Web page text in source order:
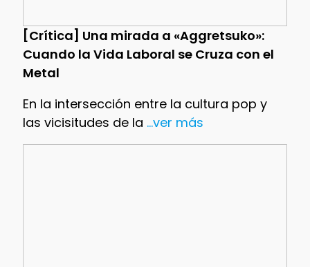
[Crítica] Una mirada a «Aggretsuko»:
Cuando la Vida Laboral se Cruza con el
Metal
En la intersección entre la cultura pop y
las vicisitudes de la ...ver más